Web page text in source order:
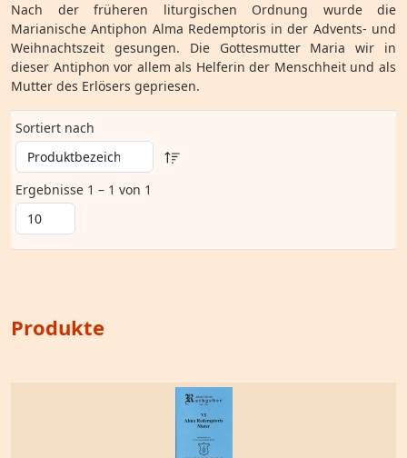
Nach der früheren liturgischen Ordnung wurde die
Marianische Antiphon Alma Redemptoris in der Advents- und
Weihnachtszeit gesungen. Die Gottesmutter Maria wir in
dieser Antiphon vor allem als Helferin der Menschheit und als
Mutter des Erlösers gepriesen.
Sortiert nach
Ergebnisse 1 – 1 von 1
Produkte